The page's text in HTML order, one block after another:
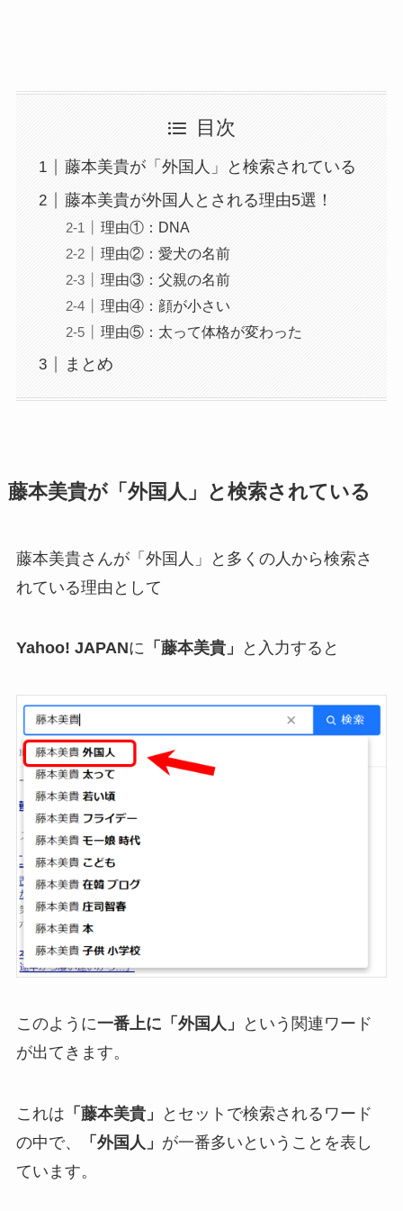
目次
藤本美貴が「外国人」と検索されている
藤本美貴が外国人とされる理由5選！
理由①：DNA
理由②：愛犬の名前
理由③：父親の名前
理由④：顔が小さい
理由⑤：太って体格が変わった
まとめ
藤本美貴が「外国人」と検索されている
藤本美貴さんが「外国人」と多くの人から検索さ
れている理由として
Yahoo! JAPANに 「藤本美貴」 と入力すると
このように一番上に「外国人」
という関連ワード
が出てきます。
これは 「藤本美貴」
とセットで検索されるワード
の中で、
「外国人」 が一番多いということを表し
ています。